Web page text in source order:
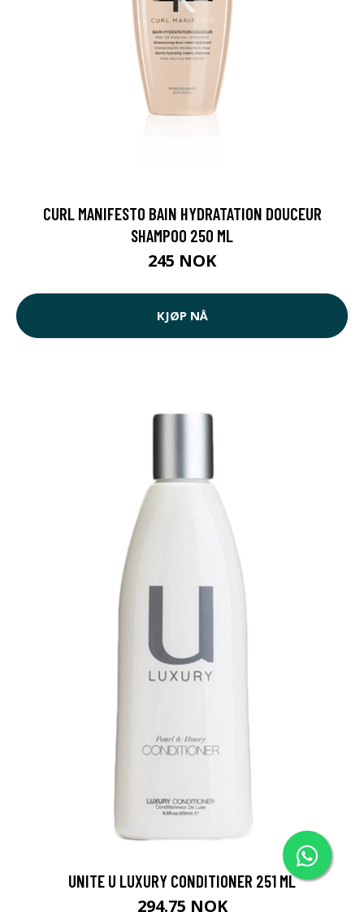
CURL MANIFESTO BAIN HYDRATATION DOUCEUR
SHAMPOO 250 ML
245 NOK
KJØP NÅ
UNITE U LUXURY CONDITIONER 251 ML
294.75 NOK